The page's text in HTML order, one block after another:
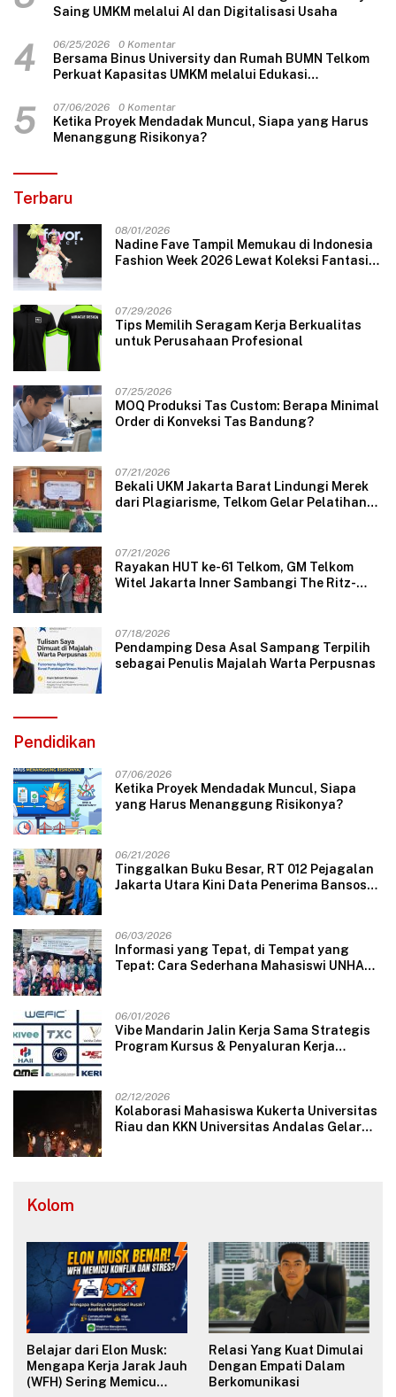
Saing UMKM melalui AI dan Digitalisasi Usaha
4 06/25/2026 0 Komentar
Bersama Binus University dan Rumah BUMN Telkom
Perkuat Kapasitas UMKM melalui Edukasi
Harga Jual
5 07/06/2026 0 Komentar
Ketika Proyek Mendadak Muncul, Siapa yang Harus
Menanggung Risikonya?
Terbaru
08/01/2026
Nadine Fave Tampil Memukau di Indonesia
Fashion Week 2026 Lewat Koleksi Fantasi
07/29/2026
Tips Memilih Seragam Kerja Berkualitas
untuk Perusahaan Profesional
07/25/2026
MOQ Produksi Tas Custom: Berapa Minimal
Order di Konveksi Tas Bandung?
07/21/2026
Bekali UKM Jakarta Barat Lindungi Merek
dari Plagiarisme, Telkom Gelar Pelatihan
07/21/2026
Rayakan HUT ke-61 Telkom, GM Telkom
Witel Jakarta Inner Sambangi The Ritz-
07/18/2026
Pendamping Desa Asal Sampang Terpilih
sebagai Penulis Majalah Warta Perpusnas
Pendidikan
07/06/2026
Ketika Proyek Mendadak Muncul, Siapa
yang Harus Menanggung Risikonya?
06/21/2026
Tinggalkan Buku Besar, RT 012 Pejagalan
Jakarta Utara Kini Data Penerima Bansos
06/03/2026
Informasi yang Tepat, di Tempat yang
Tepat: Cara Sederhana Mahasiswi UNHAS
06/01/2026
Vibe Mandarin Jalin Kerja Sama Strategis
Program Kursus & Penyaluran Kerja
02/12/2026
Kolaborasi Mahasiswa Kukerta Universitas
Riau dan KKN Universitas Andalas Gelar
Kolom
Belajar dari Elon Musk:
Mengapa Kerja Jarak Jauh
(WFH) Sering Memicu
Relasi Yang Kuat Dimulai
Dengan Empati Dalam
Berkomunikasi